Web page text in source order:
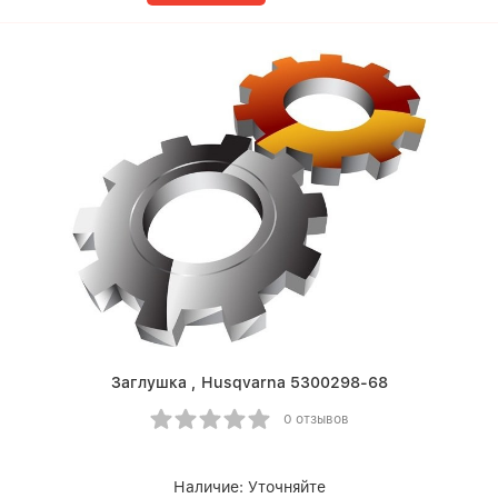
Заглушка , Husqvarna 5300298-68
0 отзывов
Наличие: Уточняйте